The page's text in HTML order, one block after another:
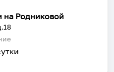
на Родниковой